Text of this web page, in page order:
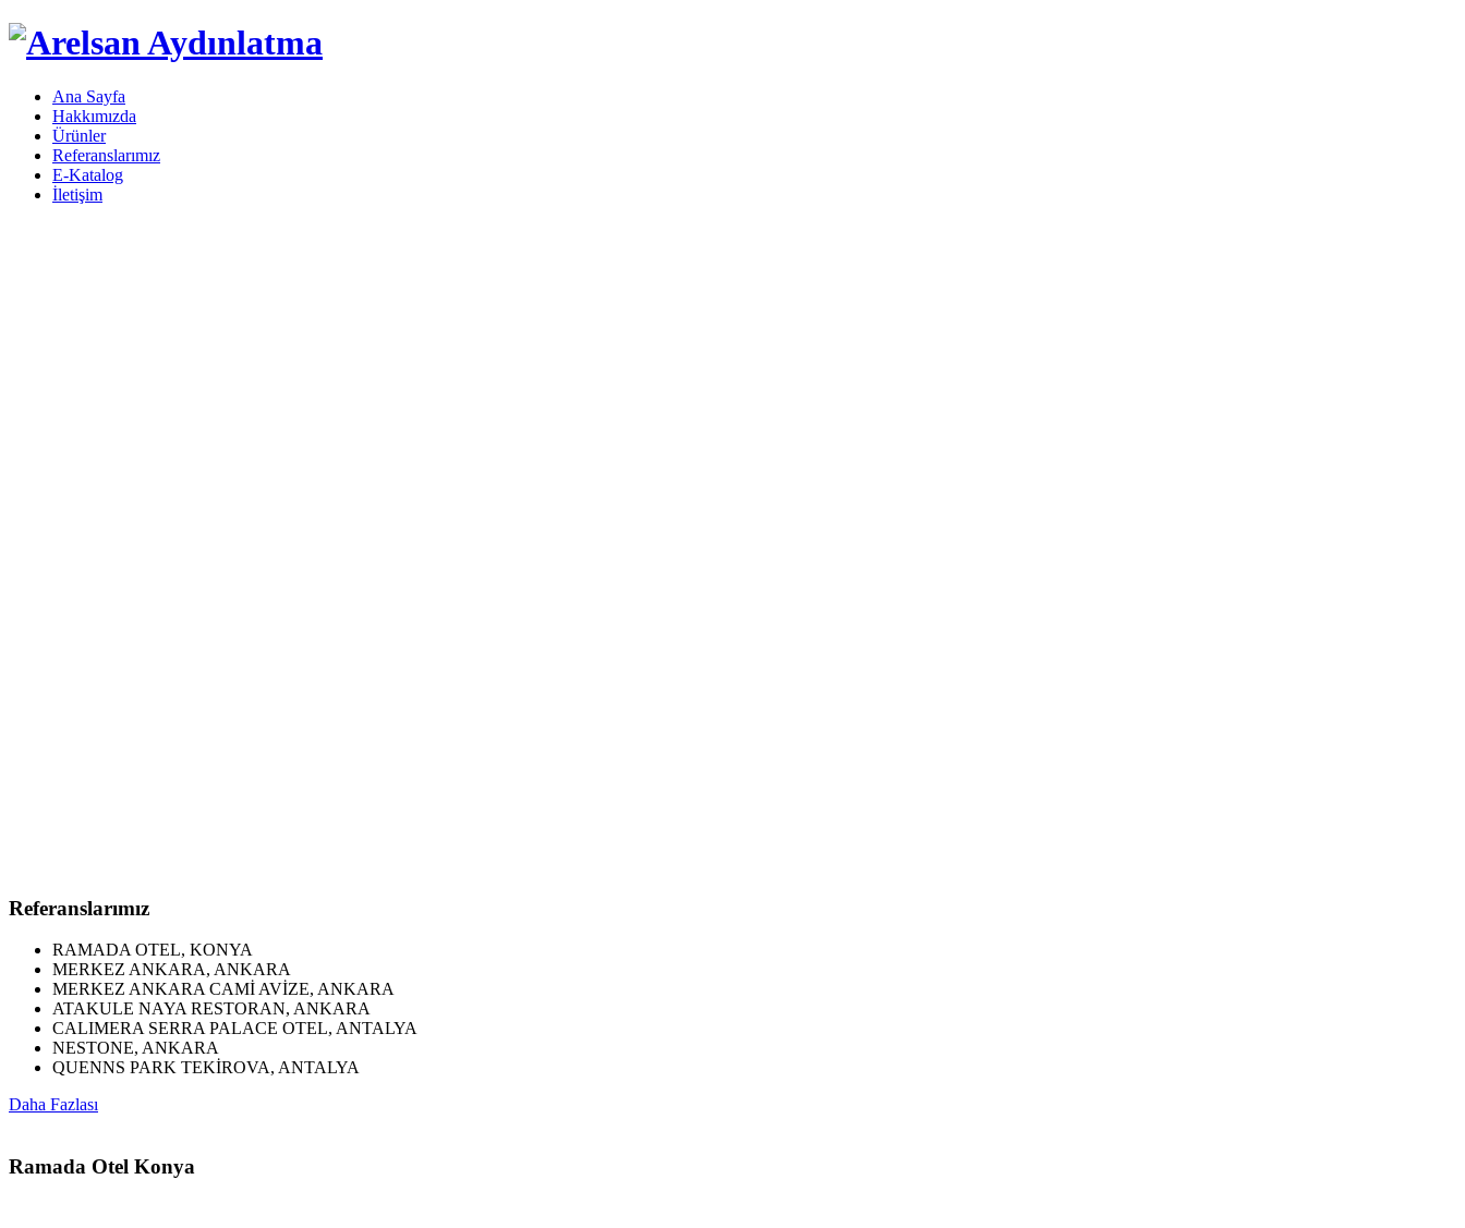
Ana Sayfa
Hakkımızda
Ürünler
Referanslarımız
E-Katalog
İletişim
Referanslarımız
RAMADA OTEL, KONYA
MERKEZ ANKARA, ANKARA
MERKEZ ANKARA CAMİ AVİZE, ANKARA
ATAKULE NAYA RESTORAN, ANKARA
CALIMERA SERRA PALACE OTEL, ANTALYA
NESTONE, ANKARA
QUENNS PARK TEKİROVA, ANTALYA
Daha Fazlası
Ramada Otel Konya